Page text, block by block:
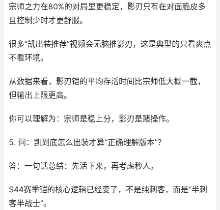
宗师之力在80%的对局里更稳定，影刃只有在对面脆皮多
且控制少时才更舒服。
很多“凯出装推荐”视频会无脑推影刃，这是典型的只看爽点
不看环境。
从数据来看，影刃铠的平均存活时间比宗师低大概一截，
但输出上限更高。
你可以理解为：宗师是稳上分，影刃是赌操作。
5. 问：凯到底怎么出装才算“正确理解版本”？
答：一句话总结：先活下来，再考虑秒人。
S44赛季铠的核心逻辑已经变了，不是纯刺客，而是“半刺
客半战士”。